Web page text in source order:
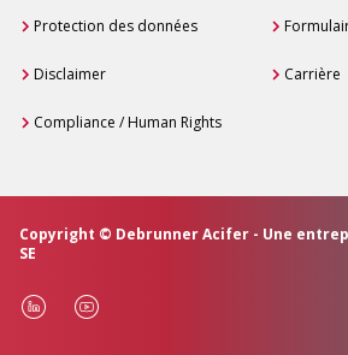
Protection des données
Disclaimer
Compliance / Human Rights
Carrière
Copyright © Debrunner Acifer - Une
SE